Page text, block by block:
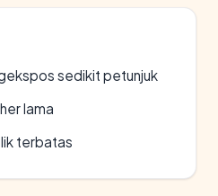
sedikit petunjuk
lama
terbatas